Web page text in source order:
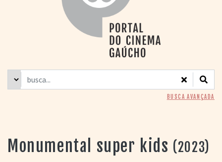
> ASSOCIAÇÃO DOS
> BIBLIOTECA
ROMEU GRIMALDI
CARTAZ
> GRADE SEMANAL
> PREÇOS E
CINEMA GAÚCHO
BUSCA AVANÇADA
Monumental super kids (2023)